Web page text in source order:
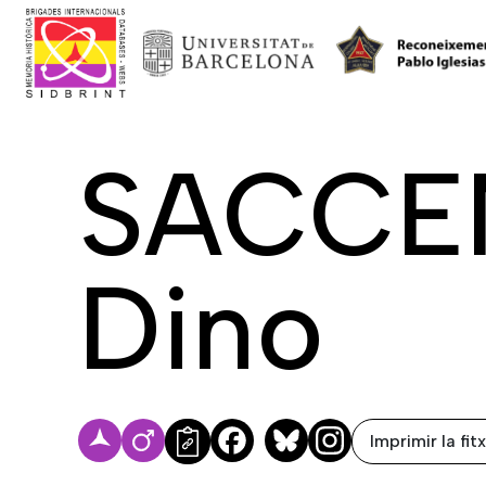
Dino
FacebookBluesky Imprimir la